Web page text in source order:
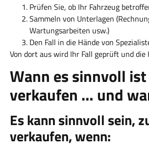
Prüfen Sie, ob Ihr Fahrzeug
Sammeln von Unterlagen
Wartungsarbeiten usw.)
Den Fall in die Hände von
Von dort aus wird Ihr Fall geprüft und die
Wann es sinnvoll
verkaufen … und
Es kann sinnvoll sein,
verkaufen, wenn: